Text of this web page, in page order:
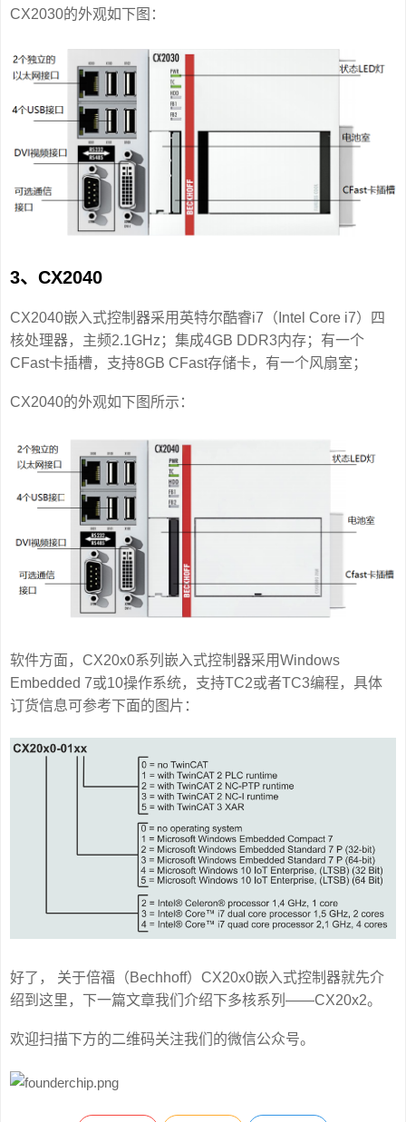
CX2030的外观如下图：
3、CX2040
CX2040嵌入式控制器采用英特尔酷睿i7（Intel Core i7）四
核处理器，主频2.1GHz；集成4GB DDR3内存；有一个
CFast卡插槽，支持8GB CFast存储卡，有一个风扇室；
CX2040的外观如下图所示：
软件方面，CX20x0系列嵌入式控制器采用Windows
Embedded 7或10操作系统，支持TC2或者TC3编程，具体
订货信息可参考下面的图片：
好了， 关于倍福（Bechhoff）CX20x0嵌入式控制器就先介
绍到这里，下一篇文章我们介绍下多核系列——CX20x2。
欢迎扫描下方的二维码关注我们的微信公众号。